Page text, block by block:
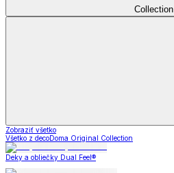
Collection
Zobraziť všetko
Všetko z decoDoma Original Collection
Deky a obliečky Dual Feel®